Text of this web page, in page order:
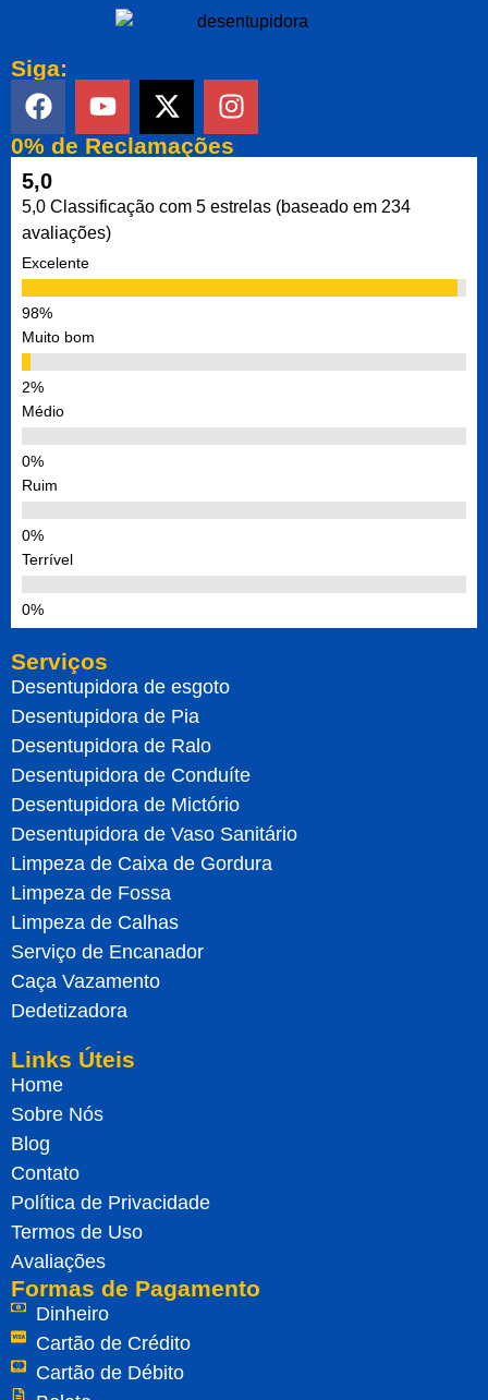
Siga:
0% de Reclamações
5,0
5,0 Classificação com 5 estrelas (baseado em 234
avaliações)
Excelente
Muito bom
Médio
Ruim
Terrível
Serviços
Desentupidora de esgoto
Desentupidora de Pia
Desentupidora de Ralo
Desentupidora de Conduíte
Desentupidora de Mictório
Desentupidora de Vaso Sanitário
Limpeza de Caixa de Gordura
Limpeza de Fossa
Limpeza de Calhas
Serviço de Encanador
Caça Vazamento
Dedetizadora
Links Úteis
Home
Sobre Nós
Blog
Contato
Política de Privacidade
Termos de Uso
Avaliações
Formas de Pagamento
Dinheiro
Cartão de Crédito
Cartão de Débito